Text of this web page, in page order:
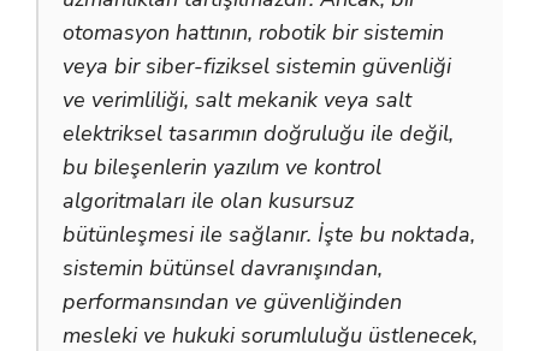
otomasyon hattının, robotik bir sistemin
veya bir siber-fiziksel sistemin güvenliği
ve verimliliği, salt mekanik veya salt
elektriksel tasarımın doğruluğu ile değil,
bu bileşenlerin yazılım ve kontrol
algoritmaları ile olan kusursuz
bütünleşmesi ile sağlanır. İşte bu noktada,
sistemin bütünsel davranışından,
performansından ve güvenliğinden
mesleki ve hukuki sorumluluğu üstlenecek,